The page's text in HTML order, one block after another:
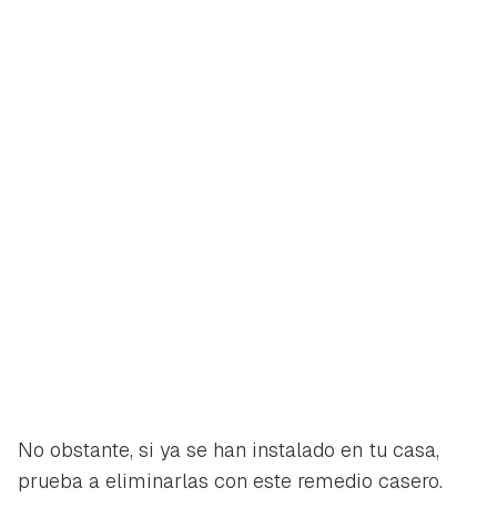
No obstante, si ya se han instalado en tu casa,
prueba a eliminarlas con este remedio casero.